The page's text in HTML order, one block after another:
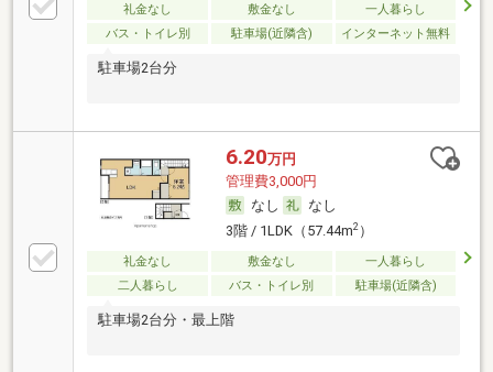
礼金なし 敷金なし
一人暮らし
バス・トイレ別
駐車場(近隣含) インターネット無料
駐車場2台分
6.20万円
管理費3,000円
なし
なし
3階 / 1LDK（57.44m2）
礼金なし 敷金なし
一人暮らし
二人暮らし
バス・トイレ別 駐車場(近隣含)
駐車場2台分・最上階